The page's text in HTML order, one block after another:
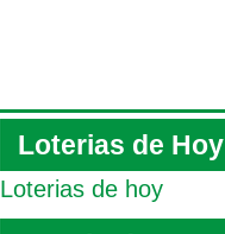
Loterias de Hoy
Loterias de hoy